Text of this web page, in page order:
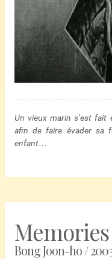
Un vieux marin s’est fait
afin de faire évader sa
enfant…
Bong Joon-ho /